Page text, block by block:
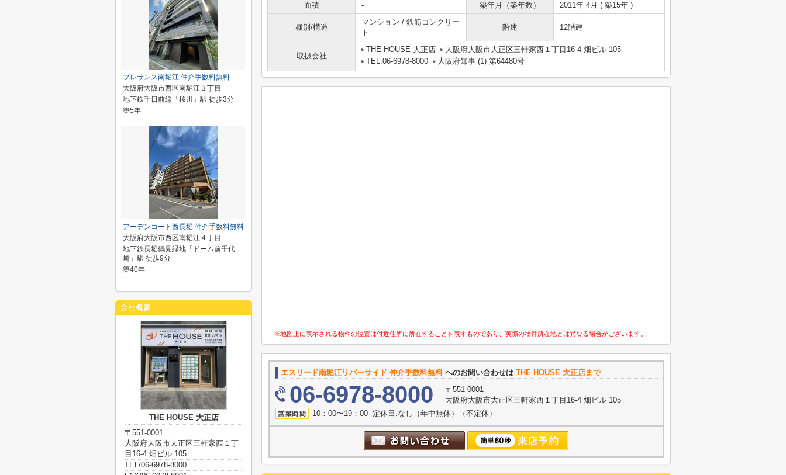
面積
- 築年月（築年数） 2011年 4月 ( 築15年 )
種別/構造
マンション / 鉄筋コンクリー
ト
階建 12階建
取扱会社
THE HOUSE 大正店
大阪府大阪市大正区三軒家西１丁目16-4 畑ビル 105
TEL:06-6978-8000
大阪府知事 (1) 第64480号
※地図上に表示される物件の位置は付近住所に所在することを表すものであり、実際の物件所在地とは異なる場合がございます。
エスリード南堀江リバーサイド 仲介手数料無料へのお問い合わせは THE HOUSE 大正店まで
06-6978-8000
〒551-0001
大阪府大阪市大正区三軒家西１丁目16-4 畑ビル 105
10：00〜19：00 定休日:なし（年中無休）（不定休）
プレサンス南堀江 仲介手数料無料
大阪府大阪市西区南堀江３丁目
地下鉄千日前線「桜川」駅 徒歩3分
築5年
アーデンコート西長堀 仲介手数料無料
大阪府大阪市西区南堀江４丁目
地下鉄長堀鶴見緑地「ドーム前千代
崎」駅 徒歩9分
築40年
THE HOUSE 大正店
〒551-0001
大阪府大阪市大正区三軒家西１丁
目16-4 畑ビル 105
TEL/06-6978-8000